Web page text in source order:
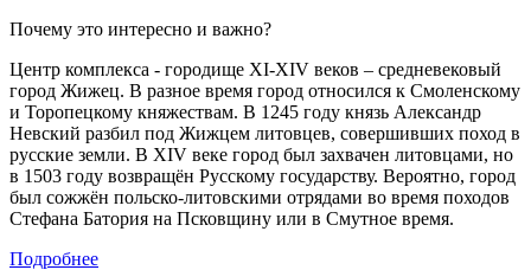
Почему это интересно и важно?
Центр комплекса - городище XI-XIV веков – средневековый
город Жижец. В разное время город относился к Смоленскому
и Торопецкому княжествам. В 1245 году князь Александр
Невский разбил под Жижцем литовцев, совершивших поход в
русские земли. В XIV веке город был захвачен литовцами, но
в 1503 году возвращён Русскому государству. Вероятно, город
был сожжён польско-литовскими отрядами во время походов
Стефана Батория на Псковщину или в Смутное время.
Подробнее